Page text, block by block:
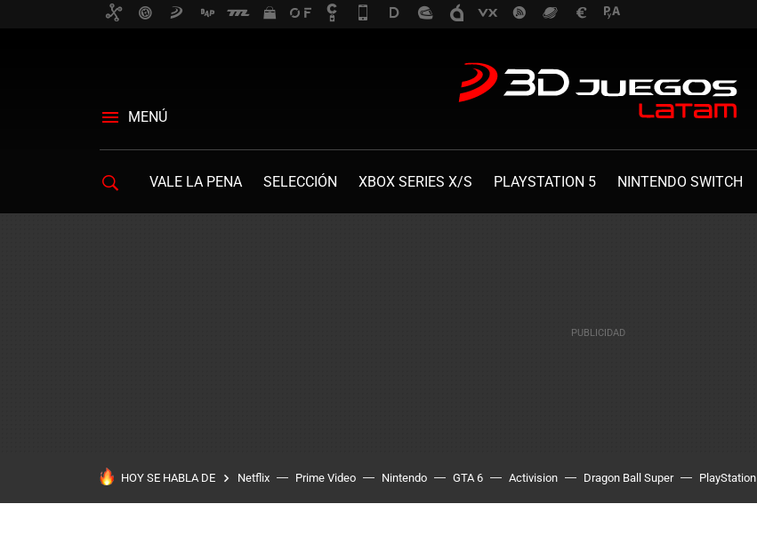
MENÚ
VALE LA PENA SELECCIÓN XBOX SERIES X/S PLAYSTATION 5 NINTENDO SWITCH
HOY SE HABLA DE Netflix Prime Video Nintendo GTA 6 Activision Dragon Ball Super PlayStation